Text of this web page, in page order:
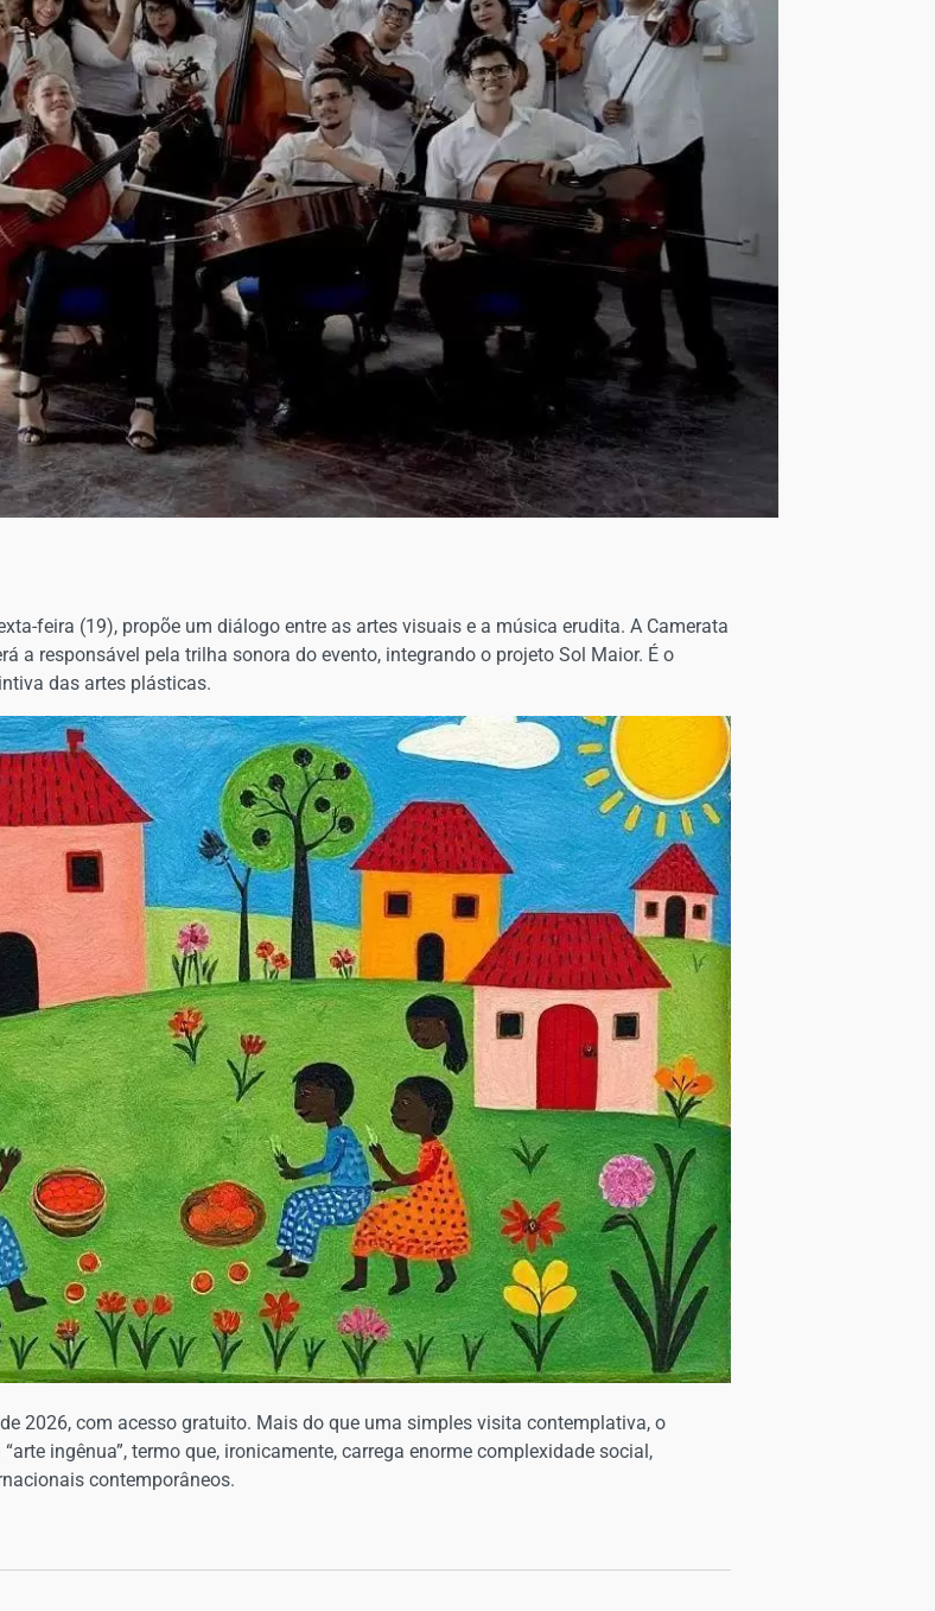
feira (19), propõe um diálogo entre as artes visuais e a música erudita. A Camerata
a responsável pela trilha sonora do evento, integrando o projeto Sol Maior. É o
das artes plásticas.
2026, com acesso gratuito. Mais do que uma simples visita contemplativa, o
ingênua”, termo que, ironicamente, carrega enorme complexidade social,
contemporâneos.